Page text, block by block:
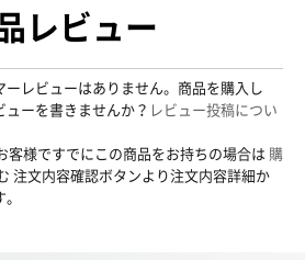
レビュー
ーレビューはありません。商品を購入し
ーを書きませんか？ レビュー投稿につい
客様ですでにこの商品をお持ちの場合は 購
注文内容確認ボタンより注文内容詳細か